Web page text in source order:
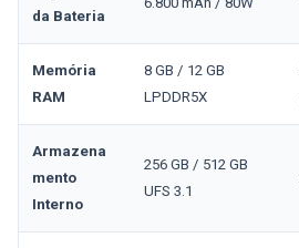
da Bateria
Memória
RAM
8 GB / 12 GB
LPDDR5X
Armazena
mento
Interno
256 GB / 512 GB
UFS 3.1